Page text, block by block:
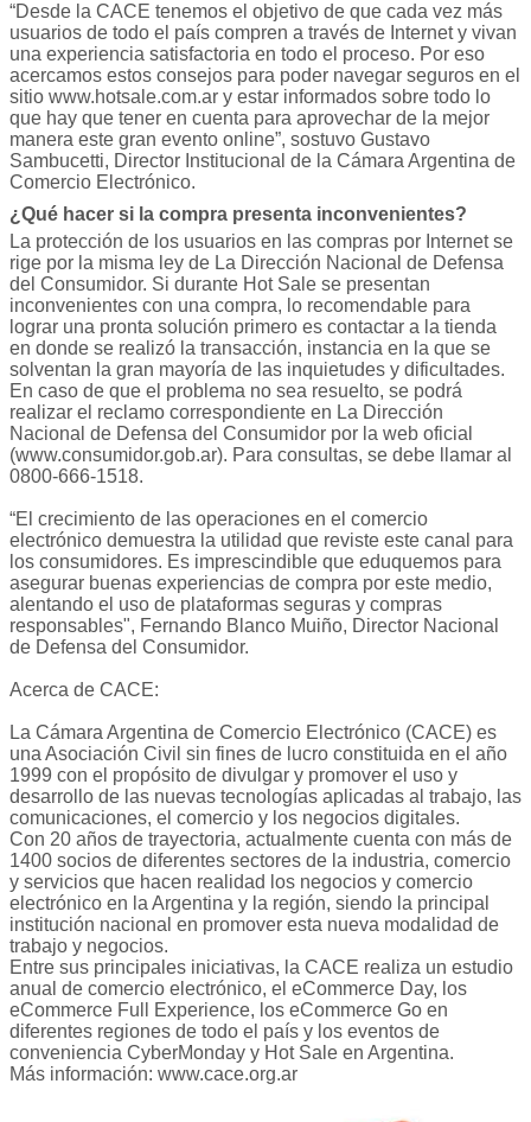
“Desde la CACE tenemos el objetivo de que cada vez más
usuarios de todo el país compren a través de Internet y vivan
una experiencia satisfactoria en todo el proceso. Por eso
acercamos estos consejos para poder navegar seguros en el
sitio www.hotsale.com.ar y estar informados sobre todo lo
que hay que tener en cuenta para aprovechar de la mejor
manera este gran evento online”, sostuvo Gustavo
Sambucetti, Director Institucional de la Cámara Argentina de
Comercio Electrónico.
¿Qué hacer si la compra presenta inconvenientes?
La protección de los usuarios en las compras por Internet se
rige por la misma ley de La Dirección Nacional de Defensa
del Consumidor. Si durante Hot Sale se presentan
inconvenientes con una compra, lo recomendable para
lograr una pronta solución primero es contactar a la tienda
en donde se realizó la transacción, instancia en la que se
solventan la gran mayoría de las inquietudes y dificultades.
En caso de que el problema no sea resuelto, se podrá
realizar el reclamo correspondiente en La Dirección
Nacional de Defensa del Consumidor por la web oficial
(www.consumidor.gob.ar). Para consultas, se debe llamar al
0800-666-1518.
“El crecimiento de las operaciones en el comercio
electrónico demuestra la utilidad que reviste este canal para
los consumidores. Es imprescindible que eduquemos para
asegurar buenas experiencias de compra por este medio,
alentando el uso de plataformas seguras y compras
responsables", Fernando Blanco Muiño, Director Nacional
de Defensa del Consumidor.
Acerca de CACE:
La Cámara Argentina de Comercio Electrónico (CACE) es
una Asociación Civil sin fines de lucro constituida en el año
1999 con el propósito de divulgar y promover el uso y
desarrollo de las nuevas tecnologías aplicadas al trabajo, las
comunicaciones, el comercio y los negocios digitales.
Con 20 años de trayectoria, actualmente cuenta con más de
1400 socios de diferentes sectores de la industria, comercio
y servicios que hacen realidad los negocios y comercio
electrónico en la Argentina y la región, siendo la principal
institución nacional en promover esta nueva modalidad de
trabajo y negocios.
Entre sus principales iniciativas, la CACE realiza un estudio
anual de comercio electrónico, el eCommerce Day, los
eCommerce Full Experience, los eCommerce Go en
diferentes regiones de todo el país y los eventos de
conveniencia CyberMonday y Hot Sale en Argentina.
Más información: www.cace.org.ar